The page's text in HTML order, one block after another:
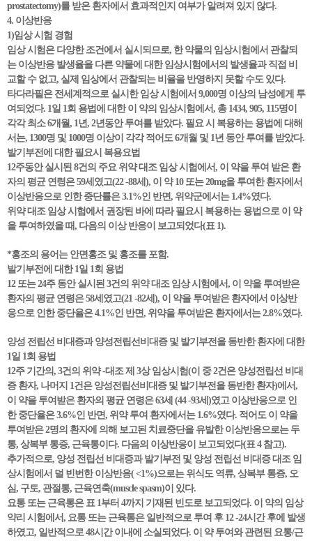
prostatectomy)를 받은 환자에서 효과적인지 여부가 알려져 있지 않다.
4. 이상반응
1)임상 시험 경험
임상 시험은 다양한 조건에서 실시되므로, 한 약물의 임상시험에서 관찰되
는 이상반응 발생율을 다른 약물에 대한 임상시험에서의 발생율과 직접 비
교할 수 없고, 실제 임상에서 관찰되는 비율을 반영하지 못할 수도 있다.
타다라필은 전세계적으로 실시한 임상 시험에서 9,000명 이상의 남성에게 투
여되었다. 1일 1회 용법에 대한 이 약의 임상시험에서, 총 1434, 905, 115명이
각각 최소 6개월, 1년, 2년동안 투여를 받았다. 필요 시 복용하는 용법에 대해
서는, 1300명 및 1000명 이상이 각각 적어도 6개월 및 1년 동안 투여를 받았다.
발기부전에 대한 필요시 복용요법
12주동안 실시된 8건의 주요 위약 대조 임상 시험에서, 이 약을 투여 받은 환
자의 평균 연령은 59세였고(22 -88세), 이 약 10 또는 20mg을 투여한 환자에서
이상반응으로 인한 중단률은 3.1%인 반면, 위약군에서는 1.4%였다.
위약 대조 임상 시험에서 권장된 바에 따라 필요시 복용하는 용법으로 이 약
을 투여하였을 때, 다음의 이상 반응이 보고되었다(표 1).
*홍조의 용어는 안면홍조 및 홍조를 포함.
발기부전에 대한 1일 1회 용법
12 또는 24주 동안 실시된 3건의 위약 대조 임상 시험에서, 이 약을 투여받은
환자의 평균 연령은 58세였고(21 -82세), 이 약을 투여받은 환자에서 이상반
응으로 인한 중단율은 4.1%인 반면, 위약을 투여받은 환자에서는 2.8%였다.
양성 전립선 비대증과 양성전립선비대증 및 발기부전을 동반한 환자에 대한
1일 1회 용법
12주 기간의, 3건의 위약 -대조 제 3상 임상시험(이 중 2건은 양성전립선 비대
증 환자, 나머지 1건은 양성전립선비대증 및 발기부전을 동반한 환자)에서,
이 약을 투여받은 환자의 평균 연령은 63세 (44 -93세)였고 이상반응으로 인
한 중단율은 3.6%인 반면, 위약 투여 환자에서는 1.6%였다. 적어도 이 약을
투여받은 2명의 환자에 의해 보고된 치료중단을 유발한 이상반응으로는 두
통, 상복부 통증, 근육통이다. 다음의 이상반응이 보고되었다(표 4 참고).
추가적으로, 양성 전립선 비대증과 발기부전 및 양성 전립선 비대증 대조 임
상시험에서 덜 빈번한 이상반응( <1%)으로는 위식도 역류, 상복부 통증, 오
심, 구토, 관절통, 근육연축(muscle spasm)이 있다.
요통 또는 근육통은 표 1부터 4까지 기재된 빈도로 보고되었다. 이 약의 임상
약리 시험에서, 요통 또는 근육통은 일반적으로 투여 후 12 -24시간 후에 발생
하였고, 일반적으로 48시간 이내에 소실되었다. 이 약 투여와 관련된 요통/근